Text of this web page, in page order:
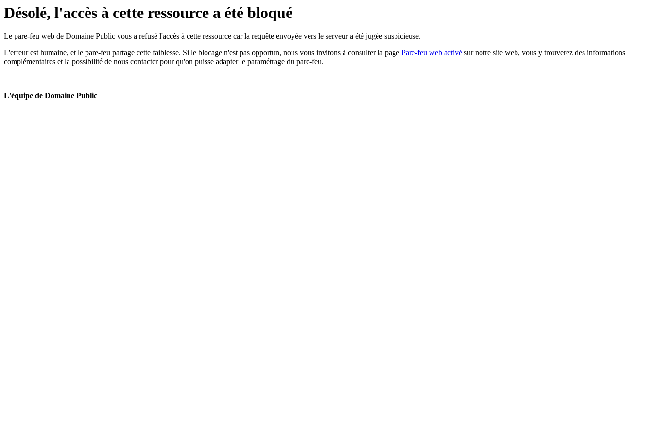
Désolé, l'accès à cette ressource a été bloqué
Le pare-feu web de Domaine Public vous a refusé l'accès à cette ressource car la requête envoyée vers le serveur a été jugée suspicieuse.
L'erreur est humaine, et le pare-feu partage cette faiblesse. Si le blocage n'est pas opportun, nous vous invitons à consulter la page Pare-feu web activé sur notre site web, vous y trouverez des informations
complémentaires et la possibilité de nous contacter pour qu'on puisse adapter le paramétrage du pare-feu.
L'équipe de Domaine Public